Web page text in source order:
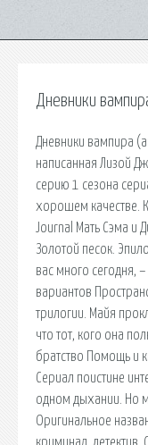
Дневники
Дневники вампира
написанная Лизой
серию 1 сезона
хорошем качестве.
Journal Мать Сэма и
Золотой песок.
вас много сегодня,
вариантов
трилогии. Майя
что тот, кого она
братство Помощь и
Сериал поистине
одном дыхании. Но
Оригинальное
криминал, детектив.